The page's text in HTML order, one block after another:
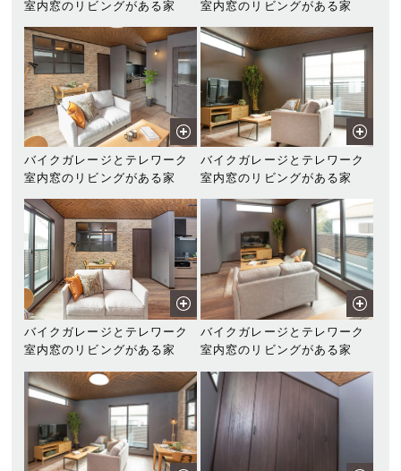
室内窓のリビングがある家
室内窓のリビングがある家
バイクガレージとテレワーク
室内窓のリビングがある家
バイクガレージとテレワーク
室内窓のリビングがある家
バイクガレージとテレワーク
室内窓のリビングがある家
バイクガレージとテレワーク
室内窓のリビングがある家